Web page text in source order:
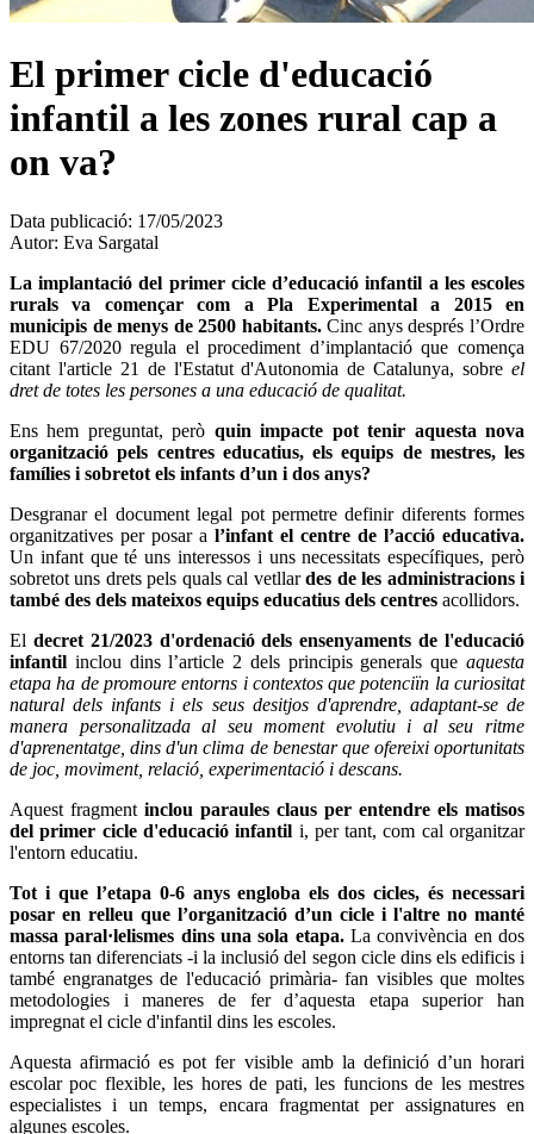
El primer cicle d'educació
infantil a les zones rural cap a
on va?
Data publicació: 17/05/2023
Autor: Eva Sargatal
La implantació del primer cicle d’educació infantil a les escoles
rurals va començar com a Pla Experimental a 2015 en
municipis de menys de 2500 habitants.Cinc anys després l’Ordre
EDU 67/2020 regula el procediment d’implantació que comença
citant l'article 21 de l'Estatut d'Autonomia de Catalunya, sobreel
dret de totes les persones a una educació de qualitat.
Ens hem preguntat, però quin impacte pot tenir aquesta nova
organització pels centres educatius, els equips de mestres, les
famílies i sobretot els infants d’un i dos anys?
Desgranar el document legal pot permetre definir diferents formes
organitzatives per posar a l’infant el centre de l’acció educativa.
Un infant que té uns interessos i uns necessitats específiques, però
sobretot uns drets pels quals cal vetllardes de les administracions i
també des dels mateixos equips educatius dels centres acollidors.
El decret 21/2023 d'ordenació dels ensenyaments de l'educació
infantil inclou dins l’article 2 dels principis generals que aquesta
etapa ha de promoure entorns i contextos que potenciïn la curiositat
natural dels infants i els seus desitjos d'aprendre, adaptant-se de
manera personalitzada al seu moment evolutiu i al seu ritme
d'aprenentatge, dins d'un clima de benestar que ofereixi oportunitats
de joc, moviment, relació, experimentació i descans.
Aquest fragment inclou paraules claus per entendre els matisos
del primer cicle d'educació infantil i, per tant, com cal organitzar
l'entorn educatiu.
Tot i que l’etapa 0-6 anys engloba els dos cicles, és necessari
posar en relleu que l’organització d’un cicle i l'altre no manté
massa paral·lelismes dins una sola etapa.La convivència en dos
entorns tan diferenciats -i la inclusió del segon cicle dins els edificis i
també engranatges de l'educació primària- fan visibles que moltes
metodologies i maneres de fer d’aquesta etapa superior han
impregnat el cicle d'infantil dins les escoles.
Aquesta afirmació es pot fer visible amb la definició d’un horari
escolar poc flexible, les hores de pati, les funcions de les mestres
especialistes i un temps, encara fragmentat per assignatures en
algunes escoles.